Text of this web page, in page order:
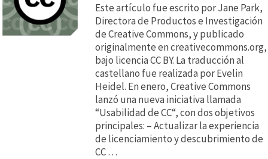
Este artículo fue escrito por Jane Park,
Directora de Productos e Investigación
de Creative Commons, y publicado
originalmente en creativecommons.org,
bajo licencia CC BY. La traducción al
castellano fue realizada por Evelin
Heidel. En enero, Creative Commons
lanzó una nueva iniciativa llamada
“Usabilidad de CC“, con dos objetivos
principales: – Actualizar la experiencia
de licenciamiento y descubrimiento de
CC …